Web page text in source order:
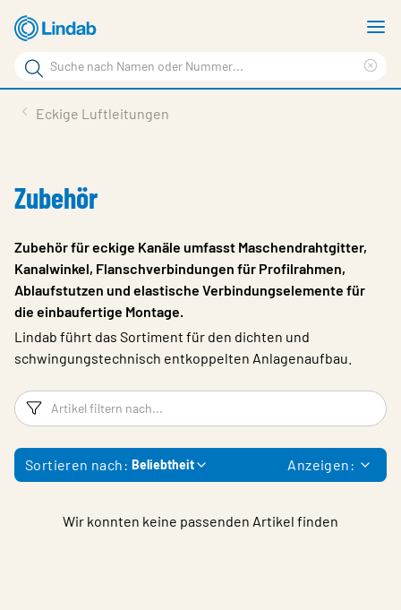
Zum
Hauptinhalt
springen
Suchbegriff
Seite
durchsuchen
Inspiration
Unternehmen
Nachhaltigkeit
Wähle Sprache
Germany - Ventilation
Eckige Luftleitungen
Zubehör
Zubehör für eckige Kanäle umfasst Maschendrahtgitter,
Kanalwinkel, Flanschverbindungen für Profilrahmen,
Ablaufstutzen und elastische Verbindungselemente für
die einbaufertige Montage.
Lindab führt das Sortiment für den dichten und
schwingungstechnisch entkoppelten Anlagenaufbau.
Filter
Sortieren nach: Beliebtheit Anzeigen:
Wir konnten keine passenden Artikel finden